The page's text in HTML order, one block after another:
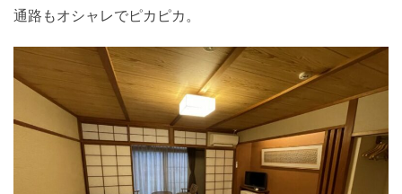
通路もオシャレでピカピカ。